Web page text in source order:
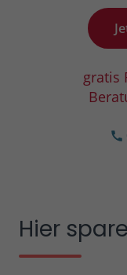
gratis
Hier